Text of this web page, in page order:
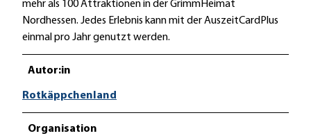
mehr als 100 Attraktionen in der GrimmHeimat
Nordhessen. Jedes Erlebnis kann mit der AuszeitCardPlus
einmal pro Jahr genutzt werden.
Autor:in
Rotkäppchenland
Organisation